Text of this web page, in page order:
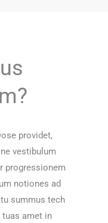
providet,
vestibulum
progressionem
notiones ad
summus tech
amet in